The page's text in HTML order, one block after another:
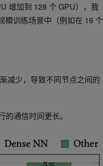
增加到 128 个 GPU），我
模训练场景中（例如在 16 个
减少，导致不同节点之间的
通信时间更长。